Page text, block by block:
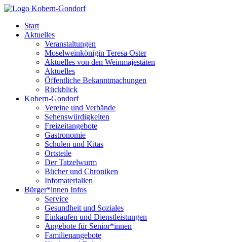
Start
Aktuelles
Veranstaltungen
Moselweinkönigin Teresa Oster
Aktuelles von den Weinmajestäten
Aktuelles
Öffentliche Bekanntmachungen
Rückblick
Kobern-Gondorf
Vereine und Verbände
Sehenswürdigkeiten
Freizeitangebote
Gastronomie
Schulen und Kitas
Ortsteile
Der Tatzelwurm
Bücher und Chroniken
Infomaterialien
Bürger*innen Infos
Service
Gesundheit und Soziales
Einkaufen und Dienstleistungen
Angebote für Senior*innen
Familienangebote